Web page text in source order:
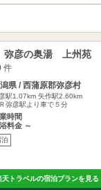
弥彦の奥湯 上州苑
件
県 / 西蒲原郡弥彦村
駅1.07km 矢作駅2.60km
Ｒ弥彦駅より車で５分
時間
料金 ～
泊
天トラベルの宿泊プランを見る